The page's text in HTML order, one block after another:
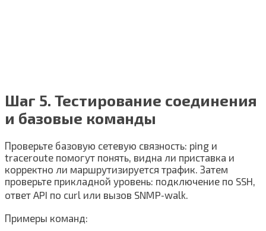
Шаг 5. Тестирование соединения
и базовые команды
Проверьте базовую сетевую связность: ping и
traceroute помогут понять, видна ли приставка и
корректно ли маршрутизируется трафик. Затем
проверьте прикладной уровень: подключение по SSH,
ответ API по curl или вызов SNMP‑walk.
Примеры команд: